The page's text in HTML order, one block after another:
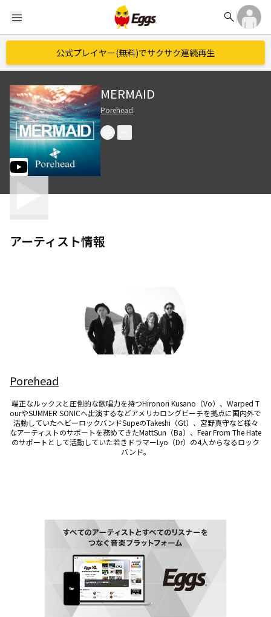
menu search
公式プレイヤー(無料)でサクサク連続再生
MERMAID
Porehead
アーティスト情報
Porehead
端正なルックスと圧倒的な歌唱力を持つHironori Kusano（Vo）、Warped T
ourやSUMMER SONICへ出演するなどアメリカロングビーチを拠点に国内外で
活動していたヘビーロックバンドSupeのTakeshi（Gt）、宮野真守など様々
なアーティストのサポートを務めてきたMattSun（Ba）、Fear From The Hate
のサポートとして活動していた若きドラマーLyo（Dr）の4人からなるロック
バンド。